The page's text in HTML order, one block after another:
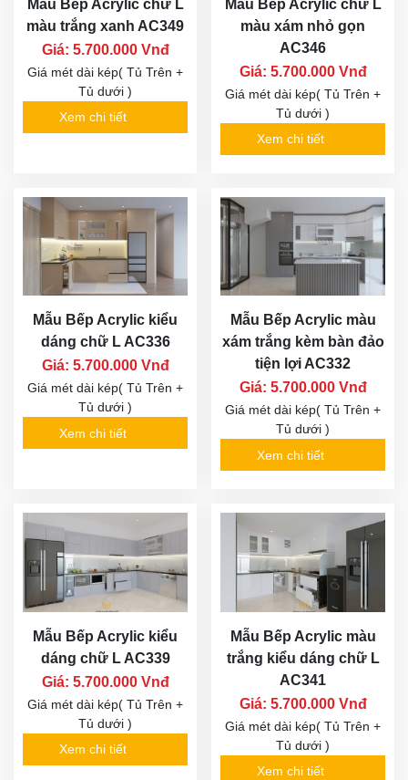
Mẫu Bếp Acrylic chữ L
màu trắng xanh AC349
Giá: 5.700.000 Vnđ
Giá mét dài kép( Tủ Trên +
Tủ dưới )
Xem chi tiết
Mẫu Bếp Acrylic chữ L
màu xám nhỏ gọn
AC346
Giá: 5.700.000 Vnđ
Giá mét dài kép( Tủ Trên +
Tủ dưới )
Xem chi tiết
Mẫu Bếp Acrylic kiểu
dáng chữ L AC336
Giá: 5.700.000 Vnđ
Giá mét dài kép( Tủ Trên +
Tủ dưới )
Xem chi tiết
Mẫu Bếp Acrylic màu
xám trắng kèm bàn đảo
tiện lợi AC332
Giá: 5.700.000 Vnđ
Giá mét dài kép( Tủ Trên +
Tủ dưới )
Xem chi tiết
Mẫu Bếp Acrylic kiểu
dáng chữ L AC339
Giá: 5.700.000 Vnđ
Giá mét dài kép( Tủ Trên +
Tủ dưới )
Xem chi tiết
Mẫu Bếp Acrylic màu
trắng kiểu dáng chữ L
AC341
Giá: 5.700.000 Vnđ
Giá mét dài kép( Tủ Trên +
Tủ dưới )
Xem chi tiết